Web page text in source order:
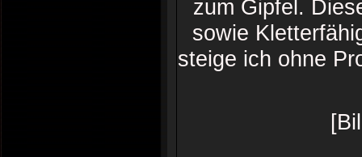
zum Gipfel.
sowie
steige ich ohne